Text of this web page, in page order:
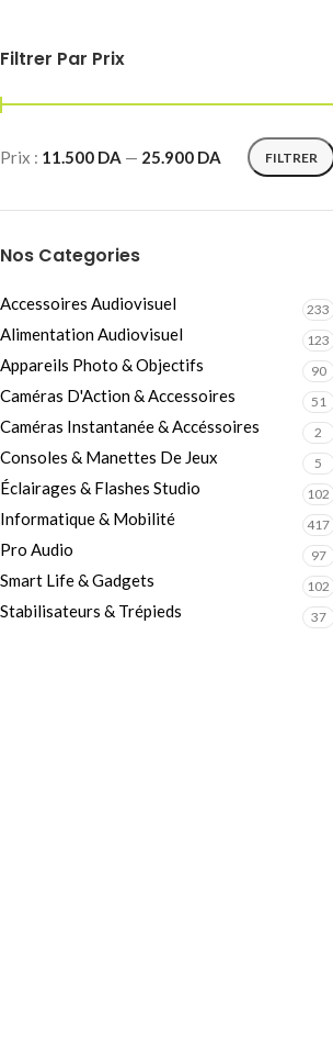
Filtrer Par Prix
FILTRER
Prix : 11.500 DA — 25.900 DA
Nos Categories
Accessoires Audiovisuel 233
Alimentation Audiovisuel 123
Appareils Photo & Objectifs 90
Caméras D'Action & Accessoires 51
Caméras Instantanée & Accéssoires 2
Consoles & Manettes De Jeux 5
Éclairages & Flashes Studio 102
Informatique & Mobilité 417
Pro Audio 97
Smart Life & Gadgets 102
Stabilisateurs & Trépieds 37